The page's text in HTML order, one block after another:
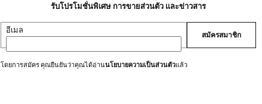
รับโปรโมชั่นพิเศษ การขายส่วนตัว และข่าวสาร
อีเมล สมัครสมาชิก
โดยการสมัคร คุณยืนยันว่าคุณได้อ่านนโยบายความเป็นส่วนตัวแล้ว